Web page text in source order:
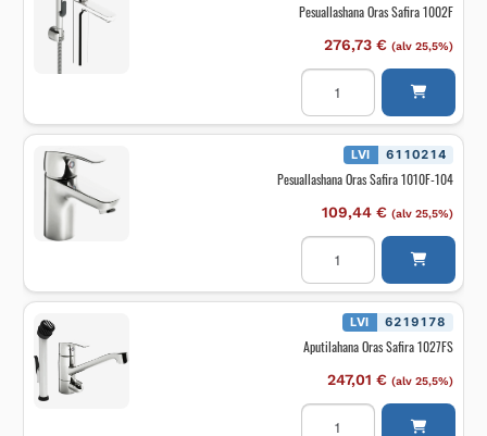
Pesuallashana Oras Safira 1002F
276,73 € (alv 25,5%)
Pesuallashana
1002F
määrä
LVI 6110214
Pesuallashana Oras Safira 1010F-104
109,44 € (alv 25,5%)
Pesuallashana
1010F-
104
määrä LVI 6219178
Aputilahana Oras Safira 1027FS
247,01 € (alv 25,5%)
Aputilahana